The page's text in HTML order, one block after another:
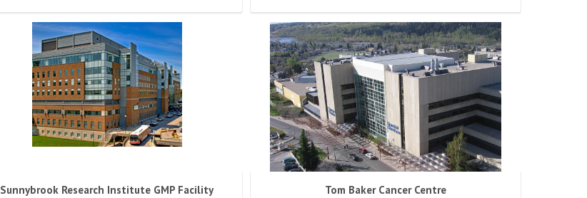
Sunnybrook Research Institute GMP Facility Tom Baker Cancer Centre